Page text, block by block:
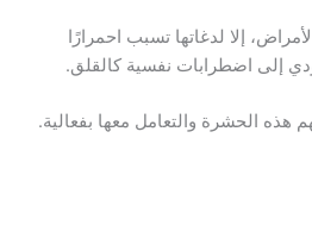
إلا لدغاتها تسبب احمرارًا
إلى اضطرابات نفسية كالقلق.
هذه الحشرة والتعامل معها بفعالية.